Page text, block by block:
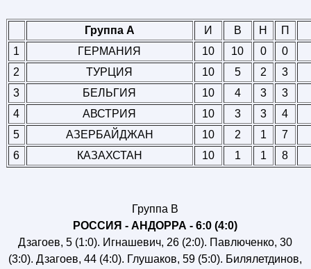
Группа A И В Н
П
1
ГЕРМАНИЯ 10 10 0
0
2
ТУРЦИЯ 10 5 2
3
3
БЕЛЬГИЯ 10 4 3
3
4
АВСТРИЯ 10 3 3
4
5
АЗЕРБАЙДЖАН 10 2 1
7
6
КАЗАХСТАН 10 1 1 8
Группа B
РОССИЯ - АНДОРРА - 6:0 (4:0)
Дзагоев, 5 (1:0). Игнашевич, 26 (2:0). Павлюченко, 30
(3:0). Дзагоев, 44 (4:0). Глушаков, 59 (5:0). Билялетдинов,